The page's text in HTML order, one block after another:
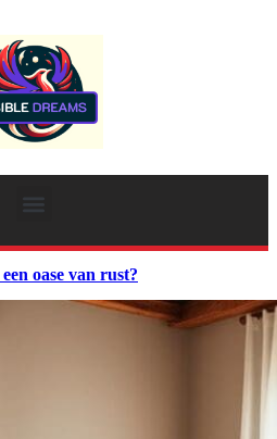
oase van rust?